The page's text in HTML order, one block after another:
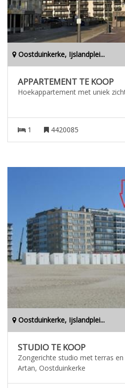
Oostduinkerke, Ijslandplei...
APPARTEMENT TE KOOP
Hoekappartement met uniek
1 4420085
Oostduinkerke, Ijslandplei...
STUDIO TE KOOP
Zongerichte studio met terras
Artan, Oostduinkerke